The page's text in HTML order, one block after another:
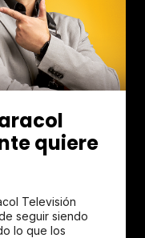
quiere
Televisión
seguir siendo
lo que los